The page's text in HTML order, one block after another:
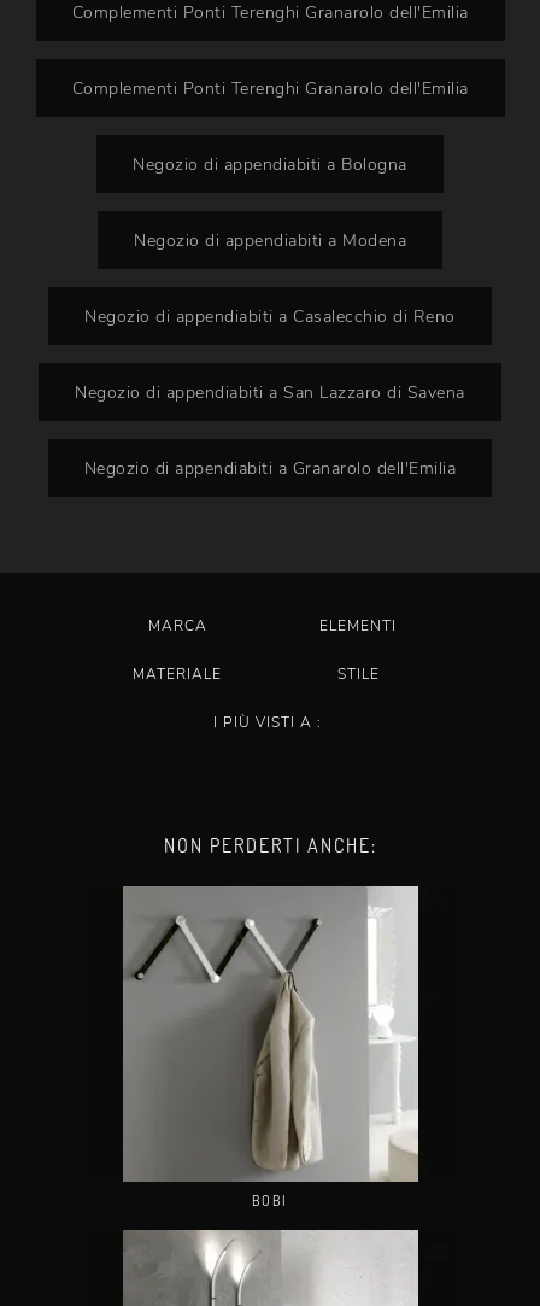
Complementi Ponti Terenghi Granarolo dell'Emilia
Complementi Ponti Terenghi Granarolo dell'Emilia
Negozio di appendiabiti a Bologna
Negozio di appendiabiti a Modena
Negozio di appendiabiti a Casalecchio di Reno
Negozio di appendiabiti a San Lazzaro di Savena
Negozio di appendiabiti a Granarolo dell'Emilia
MARCA ELEMENTI
MATERIALE STILE
I PIÙ VISTI A :
NON PERDERTI ANCHE:
BOBI